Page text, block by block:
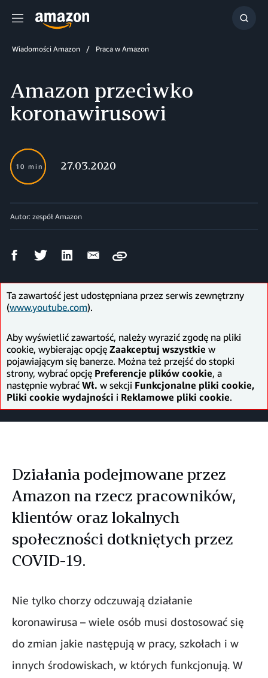
Menu
Wiadomości Amazon Praca w Amazon
Amazon przeciwko
koronawirusowi
10 min 27.03.2020
Autor: zespół Amazon
UdostępnijUdostępnijUdostępnij
Wyślij
Copy
Ta zawartość jest udostępniana przez serwis zewnętrzny
(www.youtube.com).
Aby wyświetlić zawartość, należy wyrazić zgodę na pliki
cookie, wybierając opcję Zaakceptuj wszystkie w
pojawiającym się banerze. Można też przejść do stopki
strony, wybrać opcję Preferencje plików cookie, a
następnie wybrać Wł. w sekcji Funkcjonalne pliki cookie,
Pliki cookie wydajności i Reklamowe pliki cookie.
Działania podejmowane przez
Amazon na rzecz pracowników,
klientów oraz lokalnych
społeczności dotkniętych przez
COVID-19.
Nie tylko chorzy odczuwają działanie
koronawirusa – wiele osób musi dostosować się
do zmian jakie następują w pracy, szkołach i w
innych środowiskach, w których funkcjonują. W